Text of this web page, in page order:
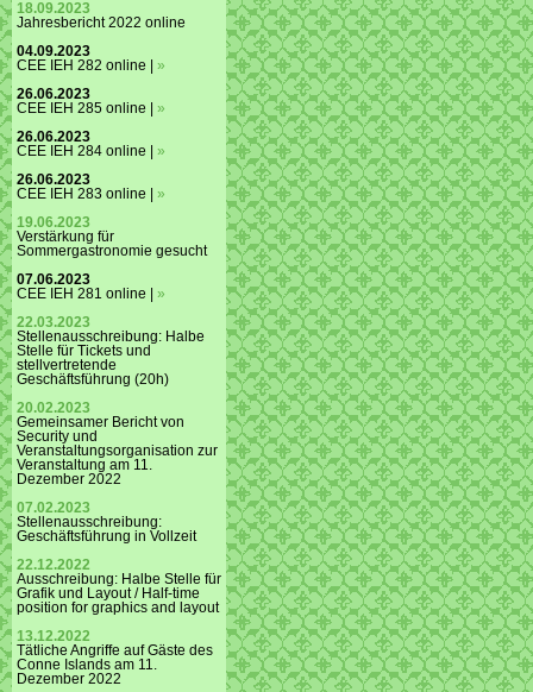
18.09.2023
Jahresbericht 2022 online
04.09.2023
CEE IEH 282 online | »
26.06.2023
CEE IEH 285 online | »
26.06.2023
CEE IEH 284 online | »
26.06.2023
CEE IEH 283 online | »
19.06.2023
Verstärkung für
Sommergastronomie gesucht
07.06.2023
CEE IEH 281 online | »
22.03.2023
Stellenausschreibung: Halbe
Stelle für Tickets und
stellvertretende
Geschäftsführung (20h)
20.02.2023
Gemeinsamer Bericht von
Security und
Veranstaltungsorganisation zur
Veranstaltung am 11.
Dezember 2022
07.02.2023
Stellenausschreibung:
Geschäftsführung in Vollzeit
22.12.2022
Ausschreibung: Halbe Stelle für
Grafik und Layout / Half-time
position for graphics and layout
13.12.2022
Tätliche Angriffe auf Gäste des
Conne Islands am 11.
Dezember 2022